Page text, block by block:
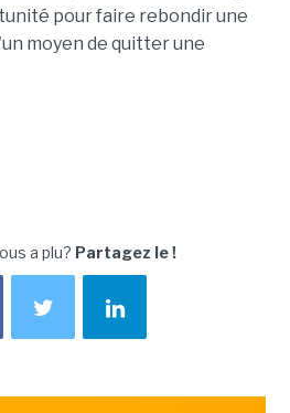
pour faire rebondir une
moyen de quitter une
a plu? Partagez le !